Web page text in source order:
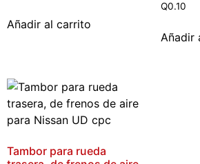
Añadir al carrito
Q0.10
Añadir
Tambor para rueda